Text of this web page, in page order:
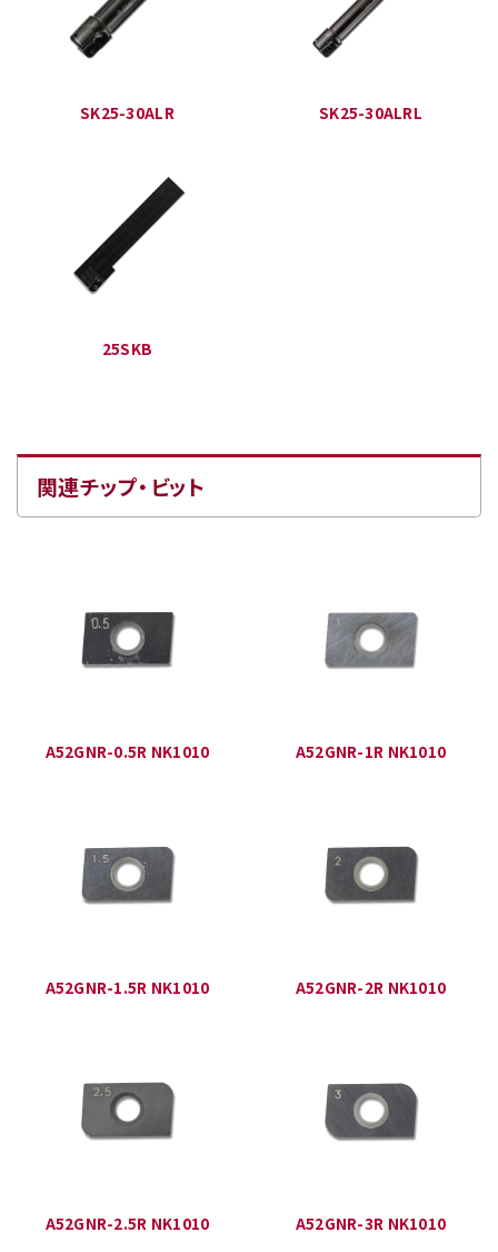
SK25-30ALR SK25-30ALRL
25SKB
関連チップ・ビット
A52GNR-0.5R NK1010 A52GNR-1R NK1010
A52GNR-1.5R NK1010 A52GNR-2R NK1010
A52GNR-2.5R NK1010 A52GNR-3R NK1010